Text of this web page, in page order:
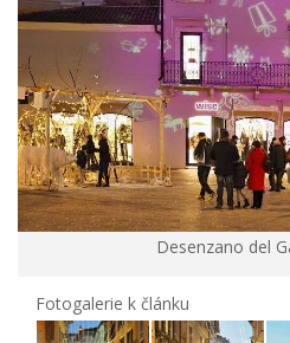
Desenzano del
Fotogalerie k článku